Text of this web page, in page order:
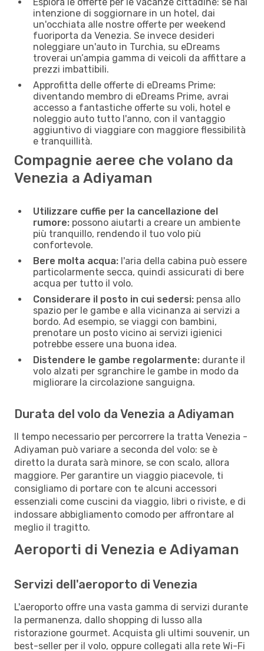
intenzione di soggiornare in un hotel, dai
un'occhiata alle nostre offerte per weekend
fuoriporta da Venezia. Se invece desideri
noleggiare un'auto in Turchia, su eDreams
troverai un’ampia gamma di veicoli da affittare a
prezzi imbattibili.
Approfitta delle offerte di eDreams Prime:
diventando membro di eDreams Prime, avrai
accesso a fantastiche offerte su voli, hotel e
noleggio auto tutto l'anno, con il vantaggio
aggiuntivo di viaggiare con maggiore flessibilità
e tranquillità.
Compagnie aeree che volano da
Venezia a Adiyaman
Utilizzare cuffie per la cancellazione del
rumore: possono aiutarti a creare un ambiente
più tranquillo, rendendo il tuo volo più
confortevole.
Bere molta acqua: l'aria della cabina può essere
particolarmente secca, quindi assicurati di bere
acqua per tutto il volo.
Considerare il posto in cui sedersi: pensa allo
spazio per le gambe e alla vicinanza ai servizi a
bordo. Ad esempio, se viaggi con bambini,
prenotare un posto vicino ai servizi igienici
potrebbe essere una buona idea.
Distendere le gambe regolarmente: durante il
volo alzati per sgranchire le gambe in modo da
migliorare la circolazione sanguigna.
Durata del volo da Venezia a Adiyaman
Il tempo necessario per percorrere la tratta Venezia -
Adiyaman può variare a seconda del volo: se è
diretto la durata sarà minore, se con scalo, allora
maggiore. Per garantire un viaggio piacevole, ti
consigliamo di portare con te alcuni accessori
essenziali come cuscini da viaggio, libri o riviste, e di
indossare abbigliamento comodo per affrontare al
meglio il tragitto.
Aeroporti di Venezia e Adiyaman
Servizi dell'aeroporto di Venezia
L'aeroporto offre una vasta gamma di servizi durante
la permanenza, dallo shopping di lusso alla
ristorazione gourmet. Acquista gli ultimi souvenir, un
best-seller per il volo, oppure collegati alla rete Wi-Fi